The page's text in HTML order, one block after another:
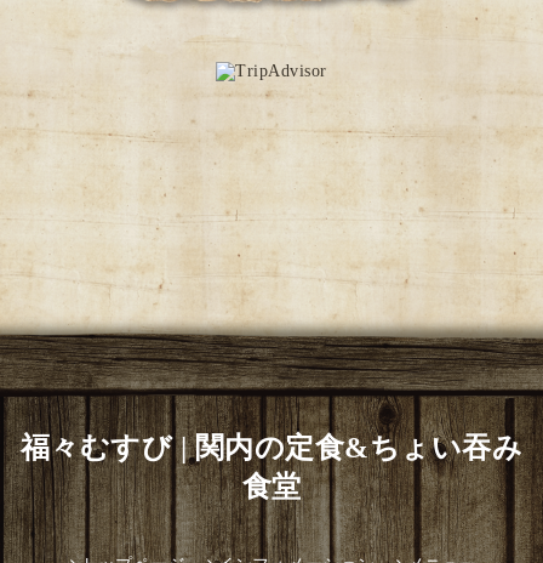
福々むすび | 関内の定食&ちょい吞み
食堂